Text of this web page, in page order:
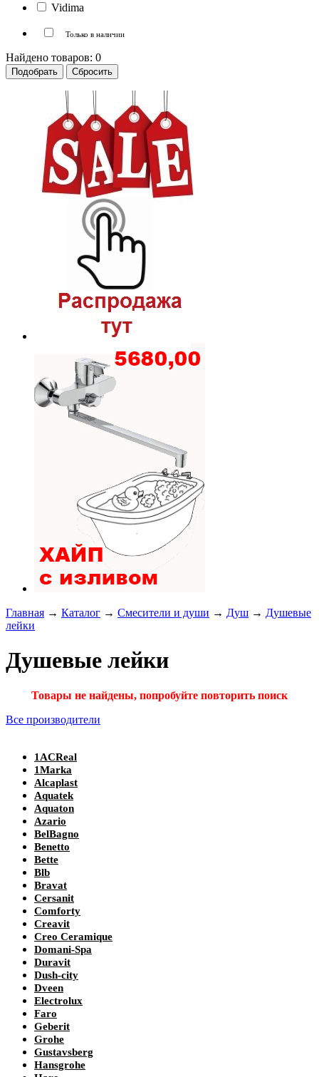
Vidima
Только в наличии
Найдено товаров: 0
Главная → Каталог → Смесители и души → Душ → Душевые
лейки
Душевые лейки
Товары не найдены, попробуйте повторить поиск
Все производители
1ACReal
1Marka
Alcaplast
Aquatek
Aquaton
Azario
BelBagno
Benetto
Bette
Blb
Bravat
Cersanit
Comforty
Creavit
Creo Ceramique
Domani-Spa
Duravit
Dush-city
Dveen
Electrolux
Faro
Geberit
Grohe
Gustavsberg
Hansgrohe